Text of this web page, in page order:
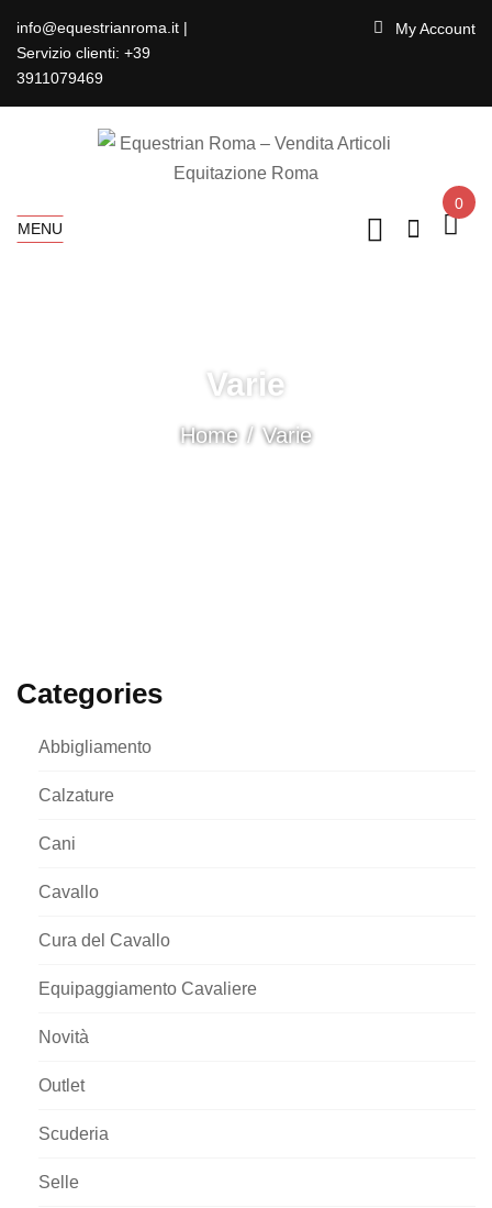
info@equestrianroma.it |
Servizio clienti: +39
3911079469
My Account
MENU
0
Varie
Home Varie
Categories
Abbigliamento
Calzature
Cani
Cavallo
Cura del Cavallo
Equipaggiamento Cavaliere
Novità
Outlet
Scuderia
Selle